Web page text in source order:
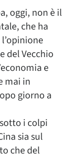
oggi, non è il
che ha
del Vecchio
e
mai in
giorno a
i colpi
sia sul
che del